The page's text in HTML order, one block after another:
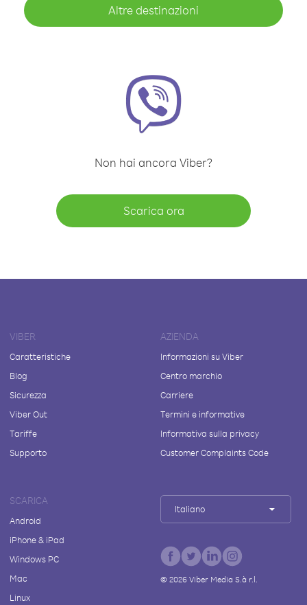
Altre destinazioni
Non hai ancora Viber?
Scarica ora
VIBER
Caratteristiche
Blog
Sicurezza
Viber Out
Tariffe
Supporto
AZIENDA
Informazioni su Viber
Centro marchio
Carriere
Termini e informative
Informativa sulla privacy
Customer Complaints Code
SCARICA
Android
iPhone & iPad
Windows PC
Mac
Linux
Italiano
© 2026Viber Media S.à r.l.